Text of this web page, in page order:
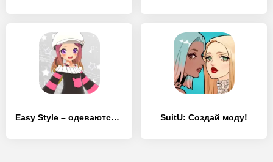
Easy Style – одеваются игры (Dress Up Game) SuitU: Создай моду!